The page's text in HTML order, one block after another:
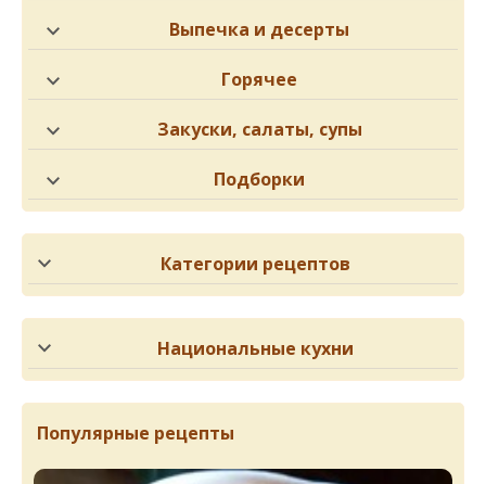
Выпечка и десерты
Горячее
Закуски, салаты, супы
Подборки
Категории рецептов
Национальные кухни
Популярные рецепты